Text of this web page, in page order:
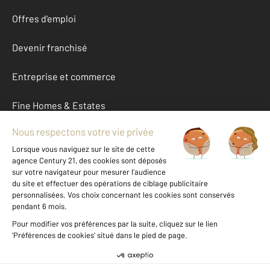
Offres d'emploi
Devenir franchisé
Entreprise et commerce
Fine Homes & Estates
À propos
International
Nous contacter
Données personnelles